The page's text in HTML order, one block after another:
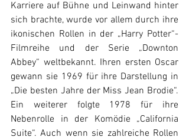
Karriere auf Bühne und Leinwand hinter
sich brachte, wurde vor allem durch ihre
ikonischen Rollen in der „Harry Potter“-
Filmreihe und der Serie „Downton
Abbey“ weltbekannt. Ihren ersten Oscar
gewann sie 1969 für ihre Darstellung in
„Die besten Jahre der Miss Jean Brodie“.
Ein weiterer folgte 1978 für ihre
Nebenrolle in der Komödie „California
Suite“. Auch wenn sie zahlreiche Rollen